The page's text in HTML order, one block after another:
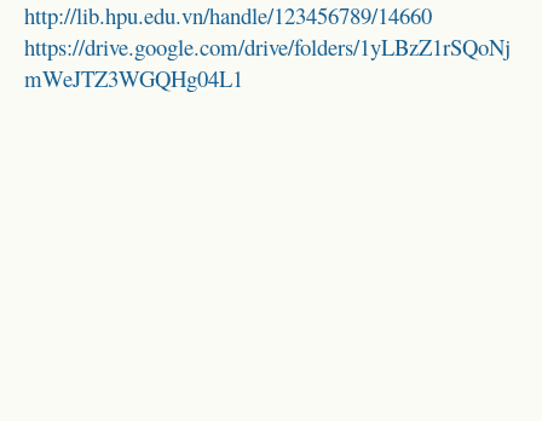
http://lib.hpu.edu.vn/handle/123456789/14660
https://drive.google.com/drive/folders/1yLBzZ1rSQoNj
mWeJTZ3WGQHg04L1